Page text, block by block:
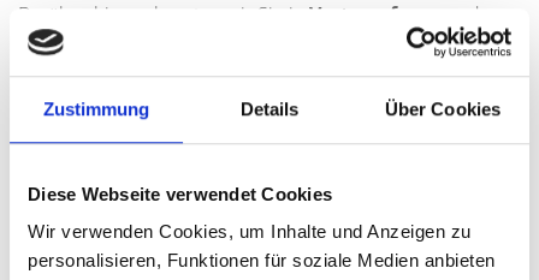
Zustimmung Details Über Cookies
Diese Webseite verwendet Cookies
Wir verwenden Cookies, um Inhalte und Anzeigen zu
personalisieren, Funktionen für soziale Medien anbieten
Darüber hinaus beraten wir Sie in Vertragsfragen
oder
zum Thema
Zahlungsfähigkeitpotenzieller Käufer rechtzeitig.
Zudem gewinnen Sie auch durch unser
sparen sehr viel Zeit und erzielen einen guten